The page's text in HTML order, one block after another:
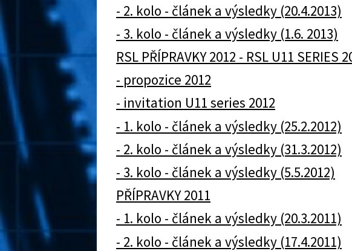
- 2. kolo - článek a výsledky (20.4.2013)
- 3. kolo - článek a výsledky (1.6. 2013)
RSL PŘÍPRAVKY 2012 - RSL U11 SERIES
- propozice 2012
- invitation U11 series 2012
- 1. kolo - článek a výsledky (25.2.2012)
- 2. kolo - článek a výsledky (31.3.2012)
- 3. kolo - článek a výsledky (5.5.2012)
PŘÍPRAVKY 2011
- 1. kolo - článek a výsledky (20.3.2011)
- 2. kolo - článek a výsledky (17.4.2011)